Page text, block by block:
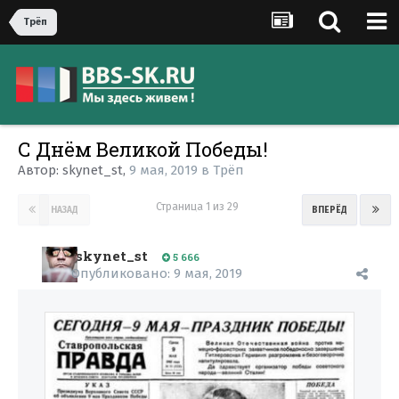
Трёп
С Днём Великой Победы!
Автор: skynet_st, 9 мая, 2019 в Трёп
НАЗАД ВПЕРЁД
Страница 1 из 29
skynet_st 5 666
Опубликовано: 9 мая, 2019